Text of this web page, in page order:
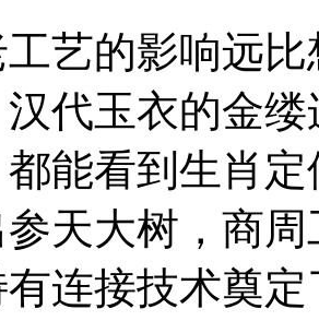
艺的影响远
代玉衣的金
能看到生肖
天大树，商
连接技术奠